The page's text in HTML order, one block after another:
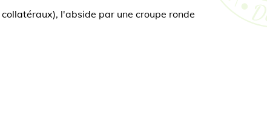
l'abside par une croupe ronde